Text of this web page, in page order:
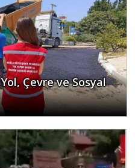
Çevre ve Sosyal